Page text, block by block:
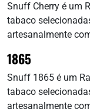
Snuff Cherry é um
tabaco
artesanalmente
1865
Snuff 1865 é um
tabaco
artesanalmente